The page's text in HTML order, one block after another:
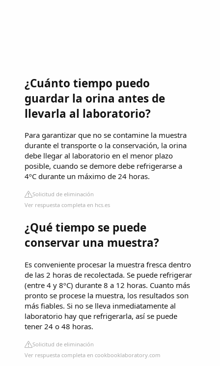
¿Cuánto tiempo puedo
guardar la orina antes de
llevarla al laboratorio?
Para garantizar que no se contamine la muestra
durante el transporte o la conservación, la orina
debe llegar al laboratorio en el menor plazo
posible, cuando se demore debe refrigerarse a
4ºC durante un máximo de 24 horas.
Solicitud de eliminación
Ver respuesta completa en hcs.es
¿Qué tiempo se puede
conservar una muestra?
Es conveniente procesar la muestra fresca dentro
de las 2 horas de recolectada. Se puede refrigerar
(entre 4 y 8ºC) durante 8 a 12 horas. Cuanto más
pronto se procese la muestra, los resultados son
más fiables. Si no se lleva inmediatamente al
laboratorio hay que refrigerarla, así se puede
tener 24 o 48 horas.
Solicitud de eliminación
Ver respuesta completa en cookbooklaboratory.com